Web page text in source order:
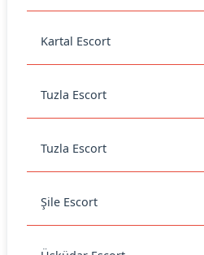
Kartal Escort
Tuzla Escort
Tuzla Escort
Şile Escort